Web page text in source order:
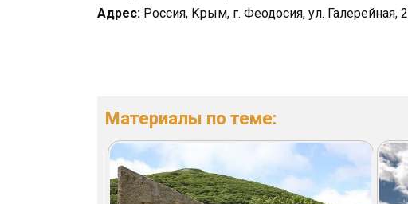
Адрес: Россия, Крым, г. Феодосия, ул. Галерейная, 2
Материалы по теме: